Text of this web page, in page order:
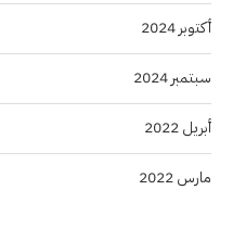
أكتوبر 2024
سبتمبر 2024
أبريل 2022
مارس 2022